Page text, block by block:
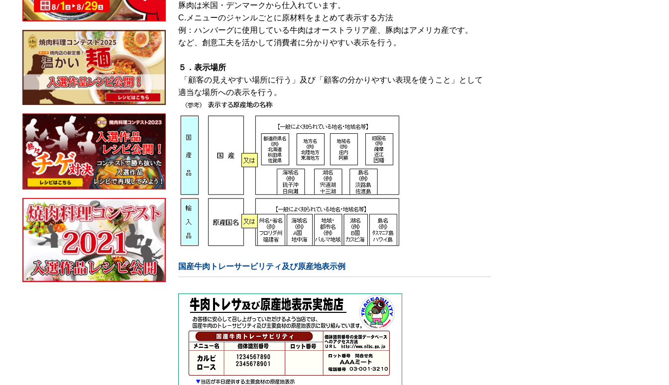
豚肉は米国・デンマークから仕入れています。
C.メニューのジャンルごとに原材料をまとめて表示する方法
例：ハンバーグに使用している牛肉はオーストラリア産、豚肉はアメリカ産です。
など、創意工夫を活かして消費者に分かりやすい表示を行う。
５．表示場所
「顧客の見えやすい場所に行う」及び「顧客の分かりやすい表現を使うこと」として
適当な場所への表示を行う。
国産牛肉トレーサービリティ及び原産地表示例